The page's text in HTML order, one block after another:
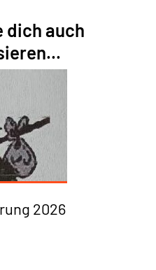
dich auch
2026